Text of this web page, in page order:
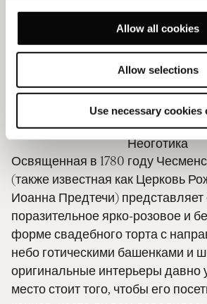
Allow all cookies
Allow selections
Use necessary cookies
этого симметричного делового
под офисы. В качестве примера
советской архитектуры 1920-х
привести трикотажную фабрику
Знамя" — выразительную,
конструкцию из кирпича и бетона
горизонтальными окнами.
Неоготика
Освященная в 1780 году
(также известная как Церковь
Иоанна Предтечи) представляет
поразительное ярко-розовое и
форме свадебного торта с
небо готическими башенками и
оригинальные интерьеры давно
место стоит того, чтобы его